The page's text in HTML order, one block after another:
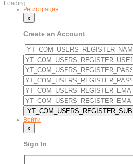
Регистрация
x
Create an Account
Войти
x
Sign In
Loading…